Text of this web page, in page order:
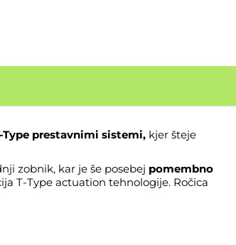
Type prestavnimi sistemi,kjer šteje
zobnik, kar je še posebej pomembno
T-Type actuation tehnologije. Ročica